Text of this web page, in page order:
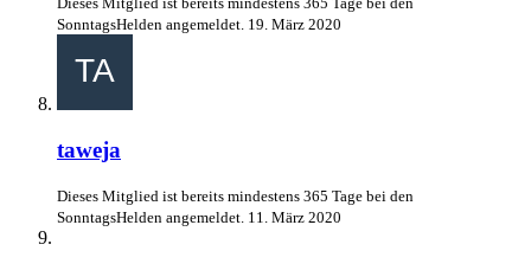
SonntagsHelden angemeldet. 19. März 2020
taweja
Dieses Mitglied ist bereits mindestens 365 Tage bei den
SonntagsHelden angemeldet. 11. März 2020